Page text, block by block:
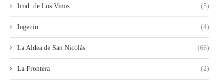
Icod. de Los Vinos (5)
Ingenio (4)
La Aldea de San Nicolás (66)
La Frontera (2)